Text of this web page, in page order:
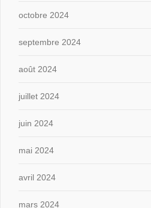
octobre 2024
septembre 2024
août 2024
juillet 2024
juin 2024
mai 2024
avril 2024
mars 2024